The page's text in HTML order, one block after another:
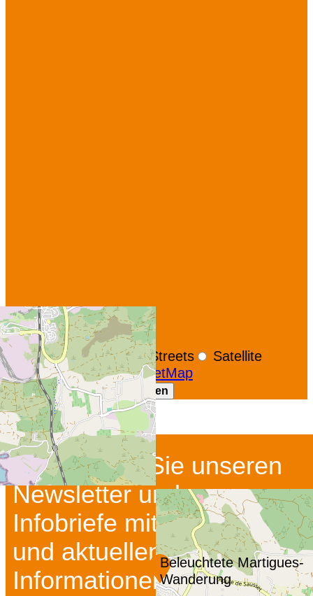
Beleuchtete Martigues-
Wanderung
+−
OpenStreetMap
Streets
Satellite
Leaflet |©OpenStreetMap
GoogleMaps-Karte anzeigen
Abonnieren Sie unseren
Newsletter und unsere
Infobriefe mit Insidertipps
und aktuellen
Informationen...